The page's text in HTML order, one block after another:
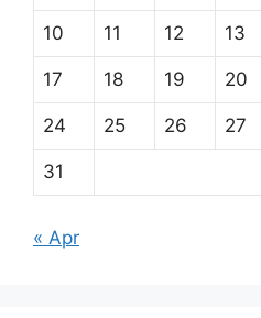
10 11 12 13
17 18 19 20
24 25 26 27
31
« Apr